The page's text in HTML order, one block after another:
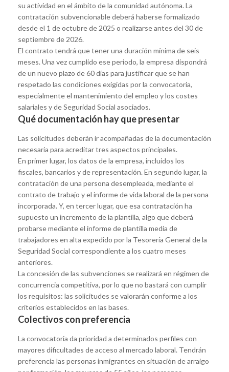
su actividad en el ámbito de la comunidad autónoma. La
contratación subvencionable deberá haberse formalizado
desde el 1 de octubre de 2025 o realizarse antes del 30 de
septiembre de 2026.
El contrato tendrá que tener una duración mínima de seis
meses. Una vez cumplido ese periodo, la empresa dispondrá
de un nuevo plazo de 60 días para justificar que se han
respetado las condiciones exigidas por la convocatoria,
especialmente el mantenimiento del empleo y los costes
salariales y de Seguridad Social asociados.
Qué documentación hay que presentar
Las solicitudes deberán ir acompañadas de la documentación
necesaria para acreditar tres aspectos principales.
En primer lugar, los datos de la empresa, incluidos los
fiscales, bancarios y de representación. En segundo lugar, la
contratación de una persona desempleada, mediante el
contrato de trabajo y el informe de vida laboral de la persona
incorporada. Y, en tercer lugar, que esa contratación ha
supuesto un incremento de la plantilla, algo que deberá
probarse mediante el informe de plantilla media de
trabajadores en alta expedido por la Tesorería General de la
Seguridad Social correspondiente a los cuatro meses
anteriores.
La concesión de las subvenciones se realizará en régimen de
concurrencia competitiva, por lo que no bastará con cumplir
los requisitos: las solicitudes se valorarán conforme a los
criterios establecidos en las bases.
Colectivos con preferencia
La convocatoria da prioridad a determinados perfiles con
mayores dificultades de acceso al mercado laboral. Tendrán
preferencia las personas inmigrantes en situación de arraigo